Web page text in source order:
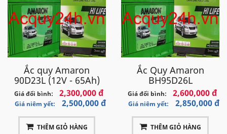
Ắc quy Amaron
90D23L (12V - 65Ah)
Giá đổi bình: 2,300,000 đ
Giá niêm yết: 2,500,000 đ
THÊM GIỎ HÀNG
Ắc Quy Amaron
BH95D26L
Giá đổi bình: 2,600,000 đ
Giá niêm yết: 2,850,000 đ
THÊM GIỎ HÀNG